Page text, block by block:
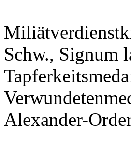
Schw., Signum
Alexander-